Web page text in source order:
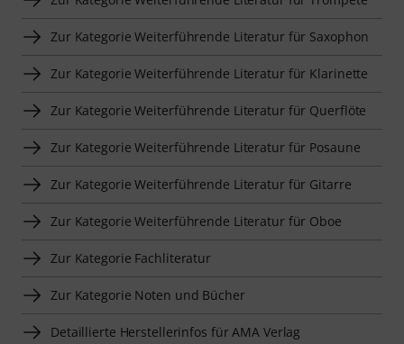
Zur Kategorie Weiterführende Literatur für Saxophon
Zur Kategorie Weiterführende Literatur für Klarinette
Zur Kategorie Weiterführende Literatur für Querflöte
Zur Kategorie Weiterführende Literatur für Posaune
Zur Kategorie Weiterführende Literatur für Gitarre
Zur Kategorie Weiterführende Literatur für Oboe
Zur Kategorie Fachliteratur
Zur Kategorie Noten und Bücher
Detaillierte Herstellerinfos für AMA Verlag